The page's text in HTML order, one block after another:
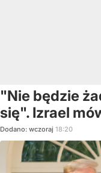
"Nie będzie
się". Izrael
Dodano: wczoraj 18:20